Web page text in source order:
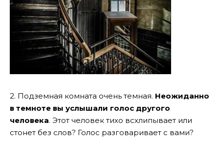
2. Подземная комната очень темная. Неожиданно
в темноте вы услышали голос другого
человека. Этот человек тихо всхлипывает или
стонет без слов? Голос разговаривает с вами?